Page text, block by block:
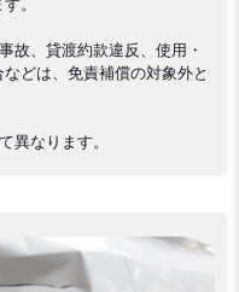
故、貸渡約款違反、使用・
どは、免責補償の対象外と
異なります。